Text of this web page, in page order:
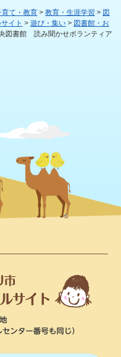
育て・教育 > 教育・生涯学習 > 図
イト > 遊び・集い > 図書館・お
図書館 読み聞かせボランティア
センター番号も同じ）